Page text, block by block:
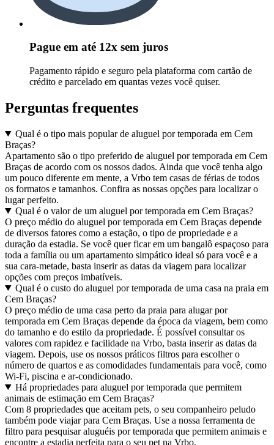
Pague em até 12x sem juros
Pagamento rápido e seguro pela plataforma com cartão de
crédito e parcelado em quantas vezes você quiser.
Perguntas frequentes
Qual é o tipo mais popular de aluguel por temporada em Cem
Braças?
Apartamento são o tipo preferido de aluguel por temporada em Cem
Braças de acordo com os nossos dados. Ainda que você tenha algo
um pouco diferente em mente, a Vrbo tem casas de férias de todos
os formatos e tamanhos. Confira as nossas opções para localizar o
lugar perfeito.
Qual é o valor de um aluguel por temporada em Cem Braças?
O preço médio do aluguel por temporada em Cem Braças depende
de diversos fatores como a estação, o tipo de propriedade e a
duração da estadia. Se você quer ficar em um bangalô espaçoso para
toda a família ou um apartamento simpático ideal só para você e a
sua cara-metade, basta inserir as datas da viagem para localizar
opções com preços imbatíveis.
Qual é o custo do aluguel por temporada de uma casa na praia em
Cem Braças?
O preço médio de uma casa perto da praia para alugar por
temporada em Cem Braças depende da época da viagem, bem como
do tamanho e do estilo da propriedade. É possível consultar os
valores com rapidez e facilidade na Vrbo, basta inserir as datas da
viagem. Depois, use os nossos práticos filtros para escolher o
número de quartos e as comodidades fundamentais para você, como
Wi-Fi, piscina e ar-condicionado.
Há propriedades para aluguel por temporada que permitem
animais de estimação em Cem Braças?
Com 8 propriedades que aceitam pets, o seu companheiro peludo
também pode viajar para Cem Braças. Use a nossa ferramenta de
filtro para pesquisar aluguéis por temporada que permitem animais e
encontre a estadia perfeita para o seu pet na Vrbo.